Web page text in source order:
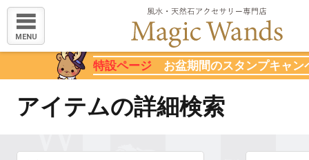
MENU
特設ページ お盆期間のスタンプキャン
アイテムの詳細検索